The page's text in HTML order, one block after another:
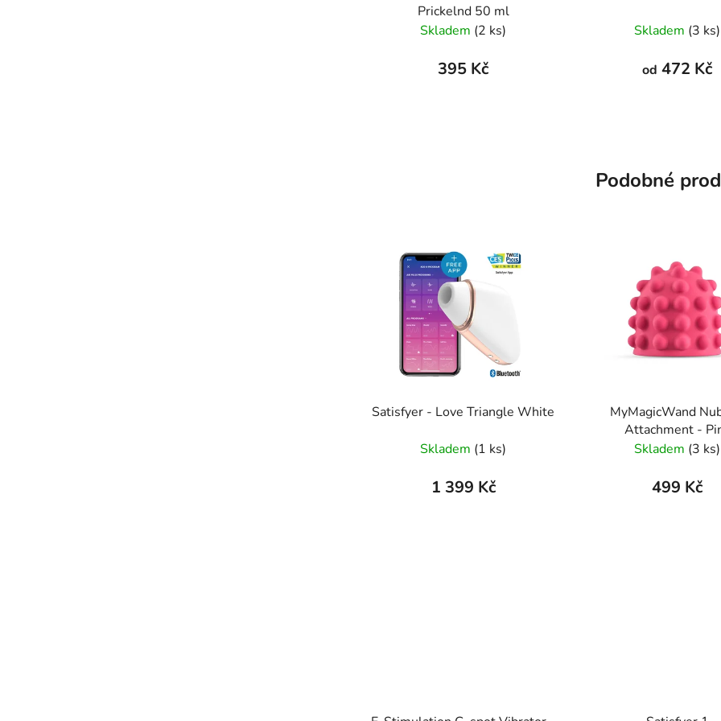
Prickelnd 50 ml
Skladem (2 ks)
395 Kč
Skladem (3 ks)
od 472 Kč
Podobné
Satisfyer - Love Triangle White
Skladem (1 ks)
1 399 Kč
MyMagicWand
Attachment -
Skladem (3 ks)
499 Kč